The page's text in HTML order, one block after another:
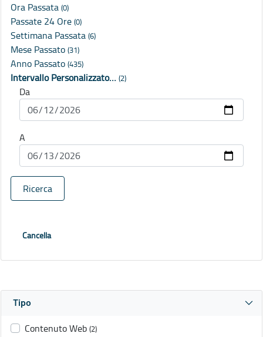
Ora Passata (0)
Passate 24 Ore (0)
Settimana Passata (6)
Mese Passato (31)
Anno Passato (435)
Intervallo Personalizzato… (2)
Da
A
Ricerca
Cancella
Tipo
Contenuto Web (2)